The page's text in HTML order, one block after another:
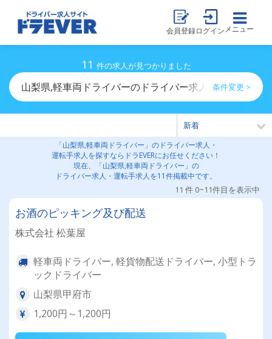
会員登録ログイン メニュー
11 件の求人が見つかりました
山梨県,軽車両ドライバーのドライバー求人・運転手求人
条件変更 >
「山梨県,軽車両ドライバー」のドライバー求人・
運転手求人を探すならドラEVERにお任せください！
現在、「山梨県,軽車両ドライバー」の
ドライバー求人・運転手求人を11件掲載中です。
11 件 0~11件目を表示中
お酒のピッキング及び配送
株式会社 松葉屋
軽車両ドライバー, 軽貨物配送ドライバー, 小型トラ
ックドライバー
山梨県甲府市
1,200円～1,200円